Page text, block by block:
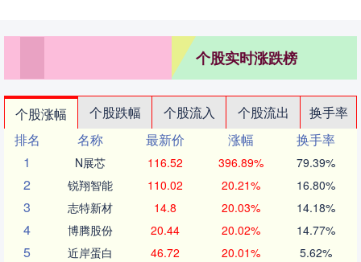
个股实时涨跌榜
个股涨幅 个股跌幅 个股流入 个股流出
换手率
排名
名称 最新价 涨幅
换手率
1
N展芯 116.52 396.89% 79.39%
2 锐翔智能 110.02 20.21% 16.80%
3 志特新材 14.8 20.03% 14.18%
4 博腾股份 20.44 20.02% 14.77%
5 近岸蛋白 46.72 20.01% 5.62%